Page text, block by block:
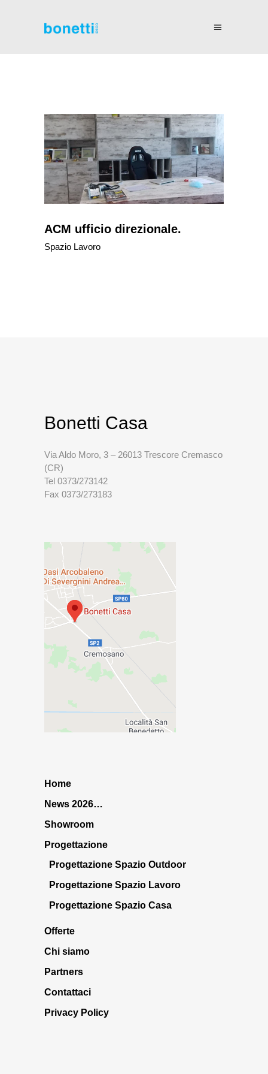
ACM ufficio direzionale.
Spazio Lavoro
Bonetti Casa
Via Aldo Moro, 3 – 26013 Trescore Cremasco
(CR)
Tel 0373/273142
Fax 0373/273183
Home
News 2026…
Showroom
Progettazione
Progettazione Spazio Outdoor
Progettazione Spazio Lavoro
Progettazione Spazio Casa
Offerte
Chi siamo
Partners
Contattaci
Privacy Policy